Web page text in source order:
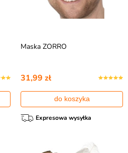
Maska ZORRO
31,99 zł
do koszyka
Expresowa wysyłka